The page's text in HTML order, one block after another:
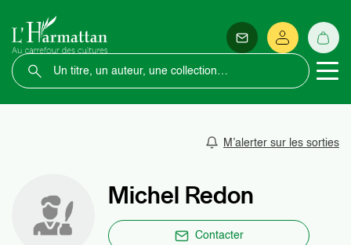
M’alerter sur les sorties
Michel Redon
Contacter